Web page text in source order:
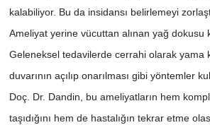
kalabiliyor. Bu da insidansı belirlemeyi
Ameliyat yerine vücuttan alınan yağ dokusu
Geleneksel tedavilerde cerrahi olarak yama
duvarının açılıp onarılması gibi yöntemler
Doç. Dr. Dandin, bu ameliyatların hem
taşıdığını hem de hastalığın tekrar etme